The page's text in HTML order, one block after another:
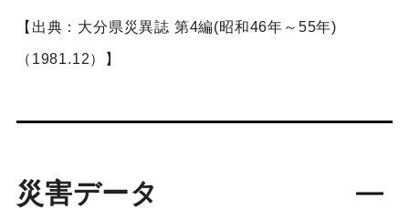
【出典：大分県災異誌 第4編(昭和46年～55年)
（1981.12）】
災害データ